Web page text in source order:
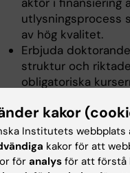
utlysningsprocess
av hög kvalitet.
Erbjuda
struktur och
obligatoriska
komplexa
möjligheter för
genom olika
kakor
Institutets
kakor för att
föranalys för att förstå